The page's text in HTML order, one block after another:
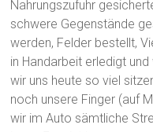
Nahrungszufuhr
schwere Gegenstände
werden, Felder bestellt,
in Handarbeit erledigt
wir uns heute so viel
noch unsere Finger (auf
wir im Auto sämtliche